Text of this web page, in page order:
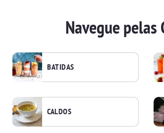
Navegue pelas
BATIDAS
CALDOS